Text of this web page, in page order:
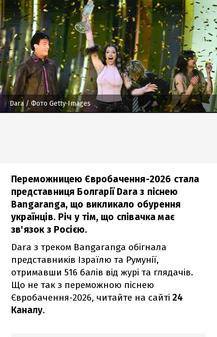
Dara / Фото Getty Images
Переможницею Євробачення-2026 стала
представниця Болгарії Dara з піснею
Bangaranga, що викликало обурення
українців. Річ у тім, що співачка має
зв'язок з Росією.
Dara з треком Bangaranga обігнала
представників Ізраїлю та Румунії,
отримавши 516 балів від журі та глядачів.
Що не так з переможною піснею
Євробачення-2026, читайте на сайті 24
Каналу.